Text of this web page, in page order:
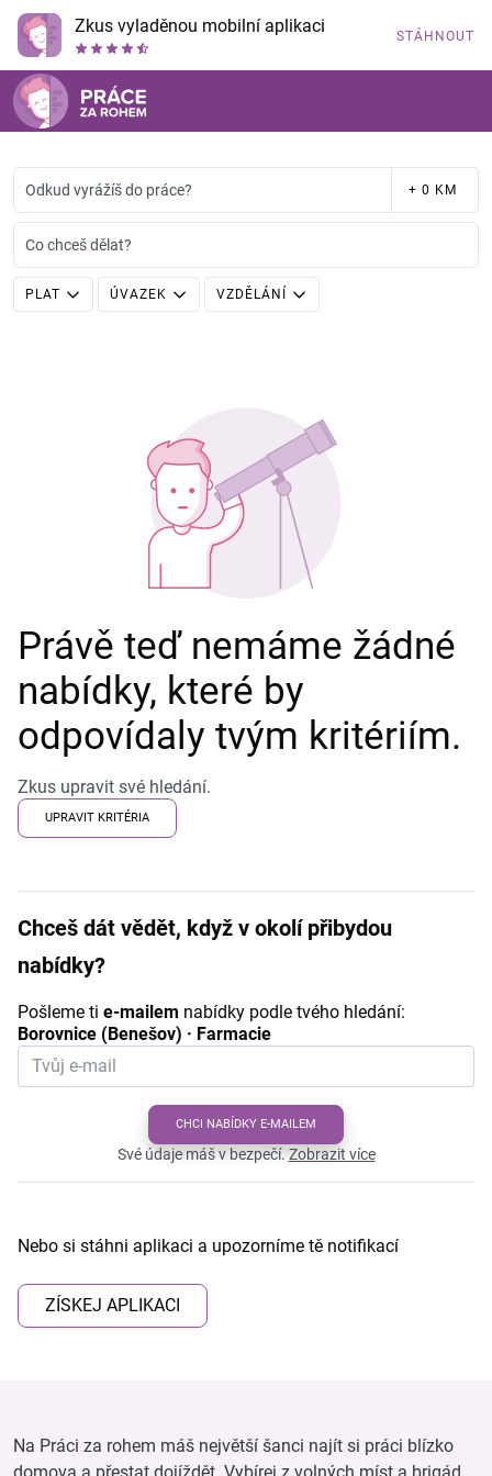
Zkus vyladěnou mobilní aplikaci STÁHNOUT
Odkud vyrážíš do práce? + 0 KM
Co chceš dělat?
PLAT ÚVAZEK VZDĚLÁNÍ
Právě teď nemáme žádné
nabídky, které by
odpovídaly tvým kritériím.
Zkus upravit své hledání.
UPRAVIT KRITÉRIA
Chceš dát vědět, když v okolí přibydou
nabídky?
Pošleme ti e-mailem nabídky podle tvého hledání:
Borovnice (Benešov) · Farmacie
CHCI NABÍDKY E-MAILEM
Své údaje máš v bezpečí.Zobrazit více
Nebo si stáhni aplikaci a upozorníme tě notifikací
ZÍSKEJ APLIKACI
Na Práci za rohem máš největší šanci najít si práci blízko
domova a přestat dojíždět. Vybírej z volných míst a brigád